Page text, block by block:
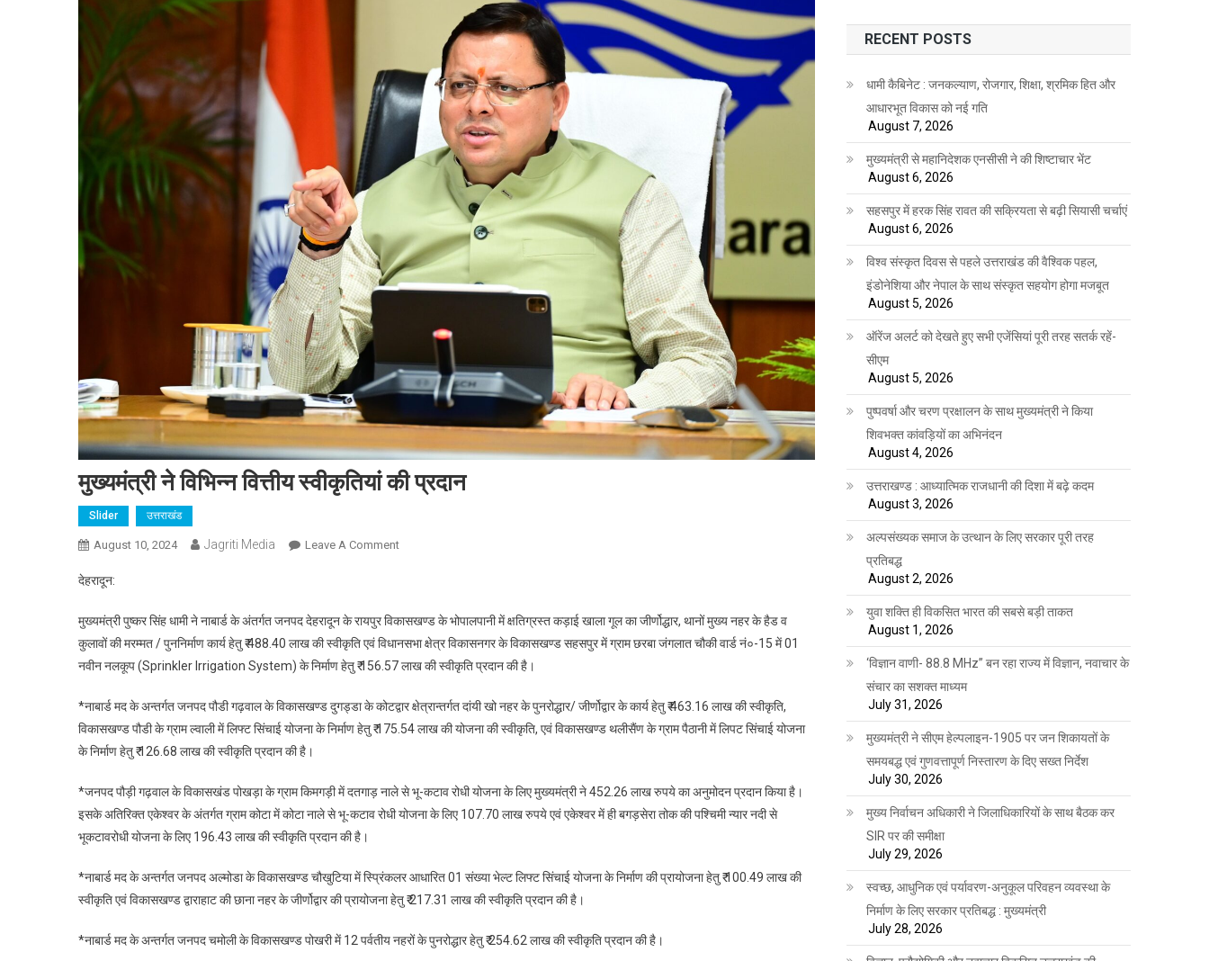
मुख्यमंत्री ने विभिन्न वित्तीय स्वीकृतियां की प्रदान
Slider उत्तराखंड
August 10, 2024 Jagriti Media Leave A CommentOn
वित्तीय
स्वीकृतियां
की
देहरादून:
मुख्यमंत्री पुष्कर सिंह धामी ने नाबार्ड के अंतर्गत जनपद देहरादून के रायपुर विकासखण्ड के भोपालपानी में क्षतिग्रस्त कड़ाई खाला गूल का जीर्णोद्धार, थानों मुख्य नहर के हैड व
कुलावों की मरम्मत / पुननिर्माण कार्य हेतु ₹ 488.40 लाख की स्वीकृति एवं विधानसभा क्षेत्र विकासनगर के विकासखण्ड सहसपुर में ग्राम छरबा जंगलात चौकी वार्ड नं०-15 में 01
नवीन नलकूप (Sprinkler Irrigation System) के निर्माण हेतु ₹ 156.57 लाख की स्वीकृति प्रदान की है।
*नाबार्ड मद के अन्तर्गत जनपद पौडी गढ़वाल के विकासखण्ड दुगड्डा के कोटद्वार क्षेत्रान्तर्गत दांयी खो नहर के पुनरोद्धार/ जीर्णोद्वार के कार्य हेतु ₹ 463.16 लाख की स्वीकृति,
विकासखण्ड पौडी के ग्राम ल्वाली में लिफ्ट सिंचाई योजना के निर्माण हेतु ₹ 175.54 लाख की योजना की स्वीकृति, एवं विकासखण्ड थलीसैंण के ग्राम पैठानी में लिपट सिंचाई योजना
के निर्माण हेतु ₹ 126.68 लाख की स्वीकृति प्रदान की है।
*जनपद पौड़ी गढ़वाल के विकासखंड पोखड़ा के ग्राम किमगड़ी में दतगाड़ नाले से भू-कटाव रोधी योजना के लिए मुख्यमंत्री ने 452.26 लाख रुपये का अनुमोदन प्रदान किया है।
इसके अतिरिक्त एकेश्वर के अंतर्गत ग्राम कोटा में कोटा नाले से भू-कटाव रोधी योजना के लिए 107.70 लाख रुपये एवं एकेश्वर में ही बगड़सेरा तोक की पश्चिमी न्यार नदी से
भूकटावरोधी योजना के लिए 196.43 लाख की स्वीकृति प्रदान की है।
*नाबार्ड मद के अन्तर्गत जनपद अल्मोडा के विकासखण्ड चौखुटिया में स्प्रिंकलर आधारित 01 संख्या भेल्ट लिफ्ट सिंचाई योजना के निर्माण की प्रायोजना हेतु ₹ 100.49 लाख की
स्वीकृति एवं विकासखण्ड द्वाराहाट की छाना नहर के जीर्णोद्वार की प्रायोजना हेतु ₹ 217.31 लाख की स्वीकृति प्रदान की है।
*नाबार्ड मद के अन्तर्गत जनपद चमोली के विकासखण्ड पोखरी में 12 पर्वतीय नहरों के पुनरोद्धार हेतु ₹ 254.62 लाख की स्वीकृति प्रदान की है।
RECENT POSTS
धामी कैबिनेट : जनकल्याण, रोजगार, शिक्षा, श्रमिक हित और
आधारभूत विकास को नई गति
August 7, 2026
मुख्यमंत्री से महानिदेशक एनसीसी ने की शिष्टाचार भेंट
August 6, 2026
सहसपुर में हरक सिंह रावत की सक्रियता से बढ़ी सियासी चर्चाएं
August 6, 2026
विश्व संस्कृत दिवस से पहले उत्तराखंड की वैश्विक पहल,
इंडोनेशिया और नेपाल के साथ संस्कृत सहयोग होगा मजबूत
August 5, 2026
ऑरेंज अलर्ट को देखते हुए सभी एजेंसियां पूरी तरह सतर्क रहें-
सीएम
August 5, 2026
पुष्पवर्षा और चरण प्रक्षालन के साथ मुख्यमंत्री ने किया
शिवभक्त कांवड़ियों का अभिनंदन
August 4, 2026
उत्तराखण्ड : आध्यात्मिक राजधानी की दिशा में बढ़े कदम
August 3, 2026
अल्पसंख्यक समाज के उत्थान के लिए सरकार पूरी तरह
प्रतिबद्ध
August 2, 2026
युवा शक्ति ही विकसित भारत की सबसे बड़ी ताकत
August 1, 2026
‘विज्ञान वाणी- 88.8 MHz” बन रहा राज्य में विज्ञान, नवाचार के
संचार का सशक्त माध्यम
July 31, 2026
मुख्यमंत्री ने सीएम हेल्पलाइन-1905 पर जन शिकायतों के
समयबद्ध एवं गुणवत्तापूर्ण निस्तारण के दिए सख्त निर्देश
July 30, 2026
मुख्य निर्वाचन अधिकारी ने जिलाधिकारियों के साथ बैठक कर
SIR पर की समीक्षा
July 29, 2026
स्वच्छ, आधुनिक एवं पर्यावरण-अनुकूल परिवहन व्यवस्था के
निर्माण के लिए सरकार प्रतिबद्ध : मुख्यमंत्री
July 28, 2026